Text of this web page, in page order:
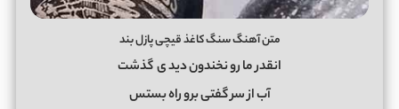
متن آهنگ سنگ کاغذ قیچی پازل بند
انقدر ما رو نخندون دیدیگذشت
آب از سر گفتی برو راه بستس